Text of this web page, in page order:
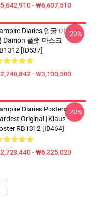
- ₩6,607,510
Diaries 얼굴 마스크 -
Damon 플랫 마스크
[ID537]
- ₩3,100,500
-20%
Diaries Posters -
Original | Klaus
RB1312 [ID464]
- ₩6,325,020
-20%